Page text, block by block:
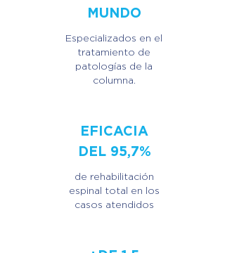
MUNDO
Especializados en el
tratamiento de
patologías de la
columna.
EFICACIA
DEL 95,7%
de rehabilitación
espinal total en los
casos atendidos